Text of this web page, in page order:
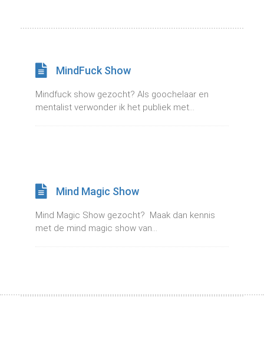
MindFuck Show
Mindfuck show gezocht? Als goochelaar en
mentalist verwonder ik het publiek met...
Mind Magic Show
Mind Magic Show gezocht? Maak dan kennis
met de mind magic show van...